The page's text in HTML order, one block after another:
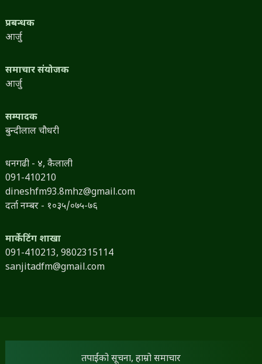
प्रबन्धक
आर्जु
समाचार संयोजक
आर्जु
सम्पादक
बुन्दीलाल चौधरी
धनगढी - ४, कैलाली
091-410210
dineshfm93.8mhz@gmail.com
दर्ता नम्बर - १०३५/०७५-७६
मार्केटिंग शाखा
091-410213, 9802315114
sanjitadfm@gmail.com
तपाईंको सूचना, हाम्रो समाचार